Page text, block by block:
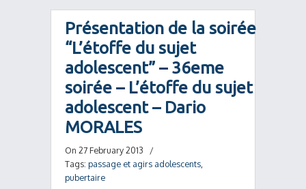
Présentation de la soirée
“L’étoffe du sujet
adolescent” – 36eme
soirée – L’étoffe du sujet
adolescent – Dario
MORALES
On 27 February 2013
/
Tags: passage et agirs adolescents
pubertaire